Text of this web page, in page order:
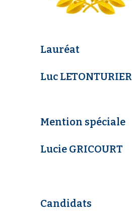
Lauréat
Luc LETONTURIER
Mention spéciale
Lucie GRICOURT
Candidats